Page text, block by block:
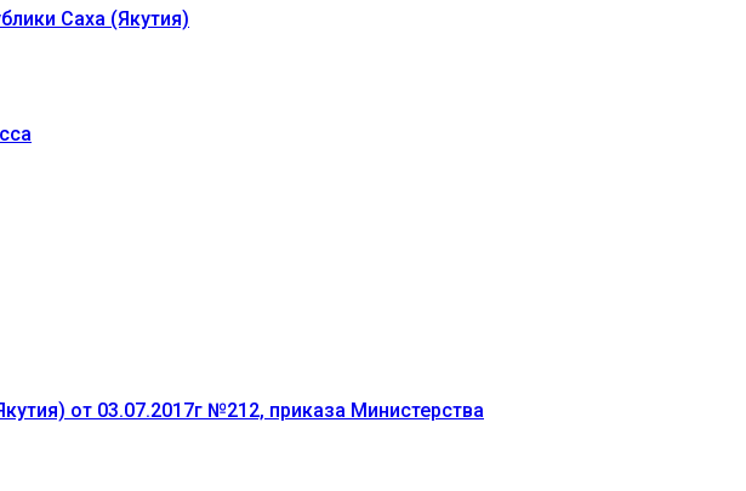
Саха (Якутия)
от 03.07.2017г №212, приказа Министерства